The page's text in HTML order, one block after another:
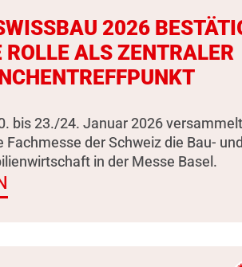
2026
ROLLE ALS ZENTRALER
bis 23./24. Januar 2026
Fachmesse der Schweiz die Bau-
in der Messe Basel.